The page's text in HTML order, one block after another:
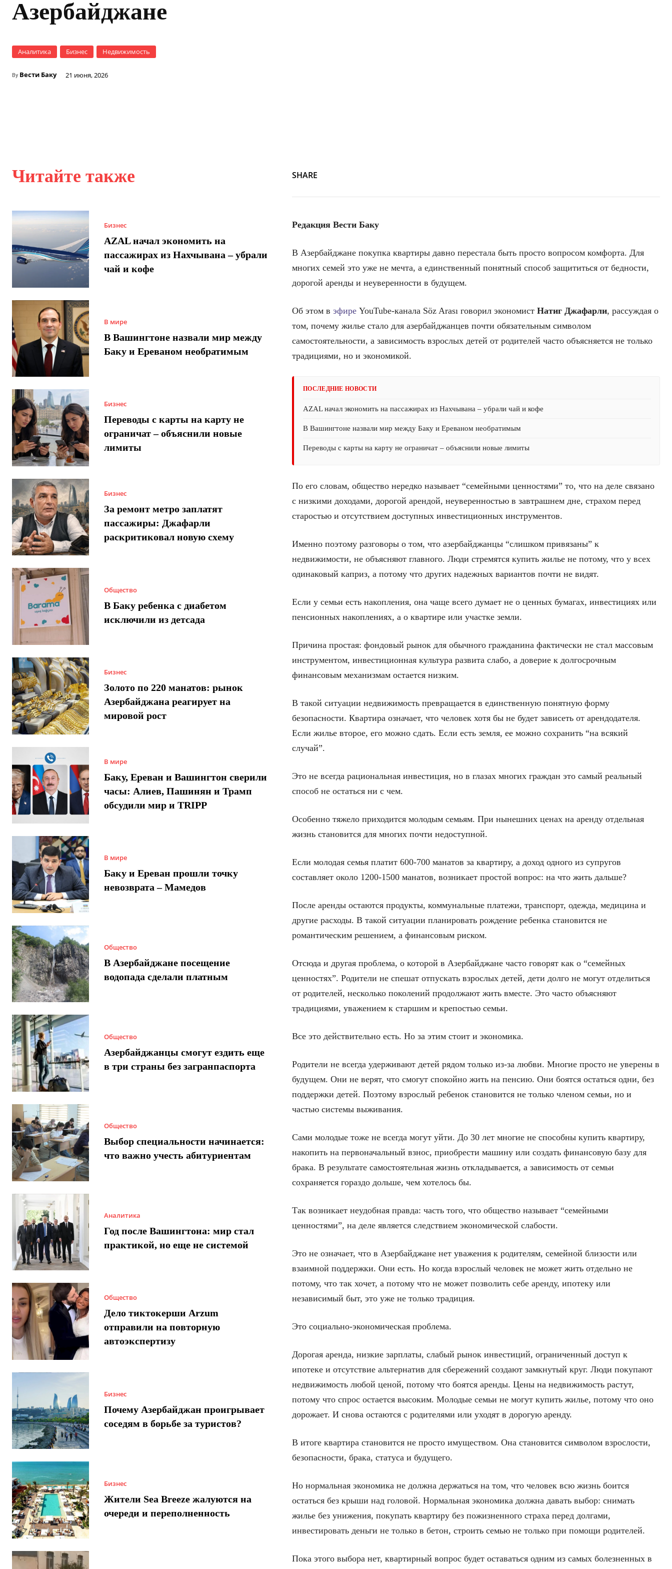
Азербайджане
Аналитика Бизнес Недвижимость
By Вести Баку 21 июня, 2026
Читайте также
Бизнес
AZAL начал экономить на
пассажирах из Нахчывана – убрали
чай и кофе
В мире
В Вашингтоне назвали мир между
Баку и Ереваном необратимым
Бизнес
Переводы с карты на карту не
ограничат – объяснили новые
лимиты
Бизнес
За ремонт метро заплатят
пассажиры: Джафарли
раскритиковал новую схему
Общество
В Баку ребенка с диабетом
исключили из детсада
Бизнес
Золото по 220 манатов: рынок
Азербайджана реагирует на
мировой рост
В мире
Баку, Ереван и Вашингтон сверили
часы: Алиев, Пашинян и Трамп
обсудили мир и TRIPP
В мире
Баку и Ереван прошли точку
невозврата – Мамедов
Общество
В Азербайджане посещение
водопада сделали платным
Общество
Азербайджанцы смогут ездить еще
в три страны без загранпаспорта
Общество
Выбор специальности начинается:
что важно учесть абитуриентам
Аналитика
Год после Вашингтона: мир стал
практикой, но еще не системой
Общество
Дело тиктокерши Arzum
отправили на повторную
автоэкспертизу
Бизнес
Почему Азербайджан проигрывает
соседям в борьбе за туристов?
Бизнес
Жители Sea Breeze жалуются на
очереди и переполненность
SHARE
Редакция Вести Баку
В Азербайджане покупка квартиры давно перестала быть просто вопросом комфорта. Для
многих семей это уже не мечта, а единственный понятный способ защититься от бедности,
дорогой аренды и неуверенности в будущем.
Об этом в эфире YouTube-канала Söz Arası говорил экономист Натиг Джафарли, рассуждая о
том, почему жилье стало для азербайджанцев почти обязательным символом
самостоятельности, а зависимость взрослых детей от родителей часто объясняется не только
традициями, но и экономикой.
ПОСЛЕДНИЕ НОВОСТИ
AZAL начал экономить на пассажирах из Нахчывана – убрали чай и кофе
В Вашингтоне назвали мир между Баку и Ереваном необратимым
Переводы с карты на карту не ограничат – объяснили новые лимиты
По его словам, общество нередко называет “семейными ценностями” то, что на деле связано
с низкими доходами, дорогой арендой, неуверенностью в завтрашнем дне, страхом перед
старостью и отсутствием доступных инвестиционных инструментов.
Именно поэтому разговоры о том, что азербайджанцы “слишком привязаны” к
недвижимости, не объясняют главного. Люди стремятся купить жилье не потому, что у всех
одинаковый каприз, а потому что других надежных вариантов почти не видят.
Если у семьи есть накопления, она чаще всего думает не о ценных бумагах, инвестициях или
пенсионных накоплениях, а о квартире или участке земли.
Причина простая: фондовый рынок для обычного гражданина фактически не стал массовым
инструментом, инвестиционная культура развита слабо, а доверие к долгосрочным
финансовым механизмам остается низким.
В такой ситуации недвижимость превращается в единственную понятную форму
безопасности. Квартира означает, что человек хотя бы не будет зависеть от арендодателя.
Если жилье второе, его можно сдать. Если есть земля, ее можно сохранить “на всякий
случай”.
Это не всегда рациональная инвестиция, но в глазах многих граждан это самый реальный
способ не остаться ни с чем.
Особенно тяжело приходится молодым семьям. При нынешних ценах на аренду отдельная
жизнь становится для многих почти недоступной.
Если молодая семья платит 600-700 манатов за квартиру, а доход одного из супругов
составляет около 1200-1500 манатов, возникает простой вопрос: на что жить дальше?
После аренды остаются продукты, коммунальные платежи, транспорт, одежда, медицина и
другие расходы. В такой ситуации планировать рождение ребенка становится не
романтическим решением, а финансовым риском.
Отсюда и другая проблема, о которой в Азербайджане часто говорят как о “семейных
ценностях”. Родители не спешат отпускать взрослых детей, дети долго не могут отделиться
от родителей, несколько поколений продолжают жить вместе. Это часто объясняют
традициями, уважением к старшим и крепостью семьи.
Все это действительно есть. Но за этим стоит и экономика.
Родители не всегда удерживают детей рядом только из-за любви. Многие просто не уверены в
будущем. Они не верят, что смогут спокойно жить на пенсию. Они боятся остаться одни, без
поддержки детей. Поэтому взрослый ребенок становится не только членом семьи, но и
частью системы выживания.
Сами молодые тоже не всегда могут уйти. До 30 лет многие не способны купить квартиру,
накопить на первоначальный взнос, приобрести машину или создать финансовую базу для
брака. В результате самостоятельная жизнь откладывается, а зависимость от семьи
сохраняется гораздо дольше, чем хотелось бы.
Так возникает неудобная правда: часть того, что общество называет “семейными
ценностями”, на деле является следствием экономической слабости.
Это не означает, что в Азербайджане нет уважения к родителям, семейной близости или
взаимной поддержки. Они есть. Но когда взрослый человек не может жить отдельно не
потому, что так хочет, а потому что не может позволить себе аренду, ипотеку или
независимый быт, это уже не только традиция.
Это социально-экономическая проблема.
Дорогая аренда, низкие зарплаты, слабый рынок инвестиций, ограниченный доступ к
ипотеке и отсутствие альтернатив для сбережений создают замкнутый круг. Люди покупают
недвижимость любой ценой, потому что боятся аренды. Цены на недвижимость растут,
потому что спрос остается высоким. Молодые семьи не могут купить жилье, потому что оно
дорожает. И снова остаются с родителями или уходят в дорогую аренду.
В итоге квартира становится не просто имуществом. Она становится символом взрослости,
безопасности, брака, статуса и будущего.
Но нормальная экономика не должна держаться на том, что человек всю жизнь боится
остаться без крыши над головой. Нормальная экономика должна давать выбор: снимать
жилье без унижения, покупать квартиру без пожизненного страха перед долгами,
инвестировать деньги не только в бетон, строить семью не только при помощи родителей.
Пока этого выбора нет, квартирный вопрос будет оставаться одним из самых болезненных в